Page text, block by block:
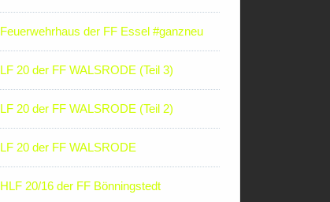
Feuerwehrhaus der FF Essel #ganzneu
LF 20 der FF WALSRODE (Teil 3)
LF 20 der FF WALSRODE (Teil 2)
LF 20 der FF WALSRODE
HLF 20/16 der FF Bönningstedt